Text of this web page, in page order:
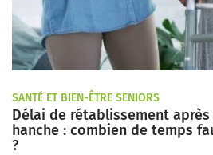
SANTÉ ET BIEN-ÊTRE SENIORS
Délai de rétablissement
hanche : combien de temps
?